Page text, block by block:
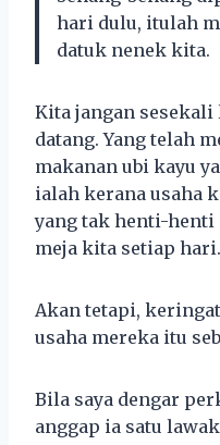
hari dulu, itulah
datuk nenek kita.
Kita jangan
datang. Yang telah
makanan ubi kayu
ialah kerana usaha
yang tak henti-henti
meja kita setiap hari.
Akan tetapi,
usaha mereka itu
Bila saya dengar
anggap ia satu